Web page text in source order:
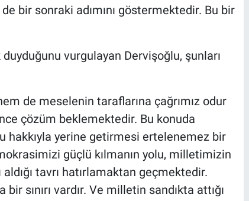
bir sonraki adımını göstermektedir. Bu bir
vurgulayan Dervişoğlu, şunları
de meselenin taraflarına çağrımız odur
çözüm beklemektedir. Bu konuda
hakkıyla yerine getirmesi ertelenemez bir
güçlü kılmanın yolu, milletimizin
tavrı hatırlamaktan geçmektedir.
sınırı vardır. Ve milletin sandıkta attığı